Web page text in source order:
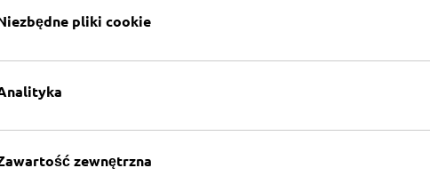
Twoich
Państwa wymagania
zawsze kompleksowe i
części do produkcji
tłumików. Jednak
pliki cookie
zewnętrzna